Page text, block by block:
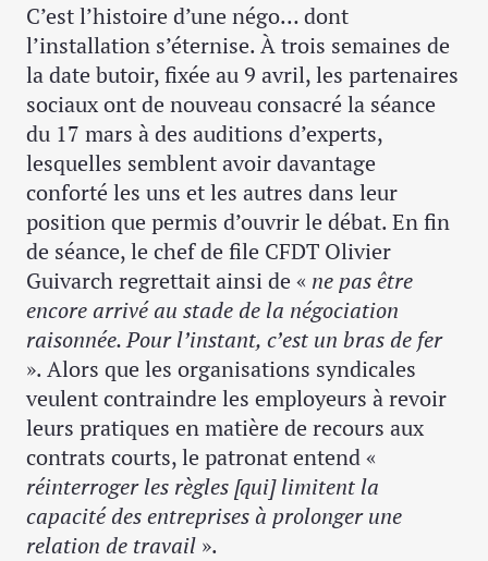
C’est l’histoire d’une négo… dont
l’installation s’éternise. À trois semaines de
la date butoir, fixée au 9 avril, les partenaires
sociaux ont de nouveau consacré la séance
du 17 mars à des auditions d’experts,
lesquelles semblent avoir davantage
conforté les uns et les autres dans leur
position que permis d’ouvrir le débat. En fin
de séance, le chef de file CFDT Olivier
Guivarch regrettait ainsi de « ne pas être
encore arrivé au stade de la négociation
raisonnée. Pour l’instant, c’est un bras de fer
». Alors que les organisations syndicales
veulent contraindre les employeurs à revoir
leurs pratiques en matière de recours aux
contrats courts, le patronat entend «
réinterroger les règles [qui] limitent la
capacité des entreprises à prolonger une
relation de travail ».